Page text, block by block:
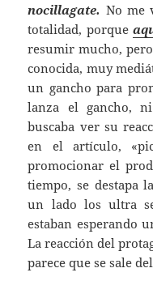
nocillagate. No me
totalidad, porque
resumir mucho,
conocida, muy
un gancho para
lanza el gancho,
buscaba ver su
en el artículo,
promocionar el
tiempo, se destapa
un lado los ultra
estaban esperando
La reacción del
parece que se sale